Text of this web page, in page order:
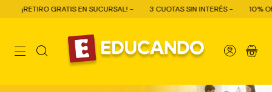
GRATIS EN SUCURSAL! - 3 CUOTAS SIN INTERÉS - 10% OFF CON
0